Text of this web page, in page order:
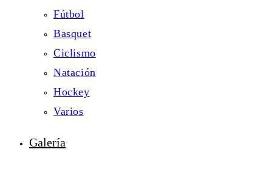
Fútbol
Basquet
Ciclismo
Natación
Hockey
Varios
Galería